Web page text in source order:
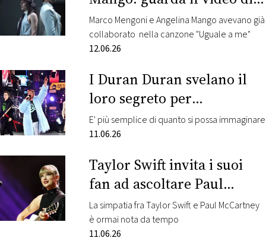
Canto d’amore
Marco Mengoni e Angelina Mango avevano già
collaborato nella canzone "Uguale a me"
12.06.26
I Duran Duran svelano il
loro segreto per
sopravvivere nell’industria
musicale
E' più semplice di quanto si possa immaginare
11.06.26
Taylor Swift invita i suoi
fan ad ascoltare Paul
McCartney
La simpatia fra Taylor Swift e Paul McCartney
è ormai nota da tempo
11.06.26